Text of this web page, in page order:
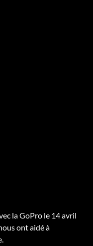
la GoPro le 14 avril
ont aidé à